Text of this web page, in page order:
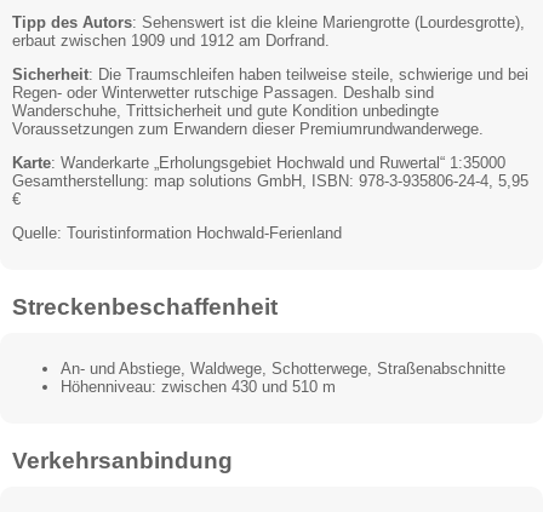
Tipp des Autors: Sehenswert ist die kleine Mariengrotte (Lourdesgrotte),
erbaut zwischen 1909 und 1912 am Dorfrand.
Sicherheit: Die Traumschleifen haben teilweise steile, schwierige und bei
Regen- oder Winterwetter rutschige Passagen. Deshalb sind
Wanderschuhe, Trittsicherheit und gute Kondition unbedingte
Voraussetzungen zum Erwandern dieser Premiumrundwanderwege.
Karte: Wanderkarte „Erholungsgebiet Hochwald und Ruwertal“ 1:35000
Gesamtherstellung: map solutions GmbH, ISBN: 978-3-935806-24-4, 5,95
€
Quelle: Touristinformation Hochwald-Ferienland
Streckenbeschaffenheit
An- und Abstiege, Waldwege, Schotterwege, Straßenabschnitte
Höhenniveau: zwischen 430 und 510 m
Verkehrsanbindung